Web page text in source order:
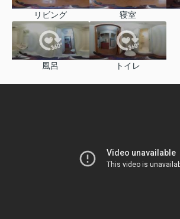
リビング 寝室
風呂 トイレ